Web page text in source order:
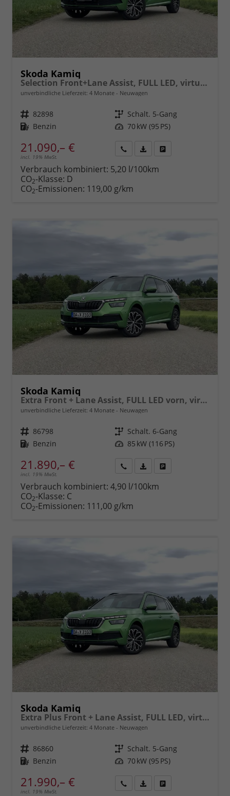
Skoda Kamiq
Selection Front+Lane Assist, FULL LED, virtuelles Cockpit, , Climatronic, Parksensoren, ISOFIX, el. Fensterheber, Tempomat, Sitzhzg. uvm.
unverbindliche Lieferzeit: 4 Monate Neuwagen
Fahrzeugnr. 82898 Getriebe Schalt. 5-Gang
Kraftstoff Benzin Leistung 70 kW (95 PS)
21.090,– €
incl. 19% MwSt.
anfordern
Datei,
Verbrauch kombiniert: 5,20 l/100km
CO2-Klasse: D
CO2-Emissionen: 119,00 g/km
Skoda Kamiq
Extra Front + Lane Assist, FULL LED vorn, virtuelles Cockpit, manuelle Klima, Parksensoren hinten, ISOFIX, el. Fensterheber vorn uvm.
unverbindliche Lieferzeit: 4 Monate Neuwagen
Fahrzeugnr. 86798 Getriebe Schalt. 6-Gang
Kraftstoff Benzin Leistung 85 kW (116 PS)
21.890,– €
incl. 19% MwSt.
anfordern
Datei,
Verbrauch kombiniert: 4,90 l/100km
CO2-Klasse: C
CO2-Emissionen: 111,00 g/km
Skoda Kamiq
Extra Plus Front + Lane Assist, FULL LED, virtuelles Cockpit, Climatronic, Parksensoren, Rückfahrkamera, ISOFIX, el. Fensterheber, Tempomat, Sitzhzg. uvm.
unverbindliche Lieferzeit: 4 Monate Neuwagen
Fahrzeugnr. 86860 Getriebe Schalt. 5-Gang
Kraftstoff Benzin Leistung 70 kW (95 PS)
21.990,– €
incl. 19% MwSt.